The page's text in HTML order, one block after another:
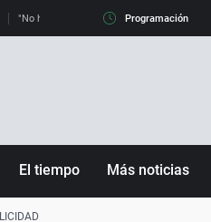
"No hay mafias, que no nos engañen":
Programación
El tiempo Más noticias